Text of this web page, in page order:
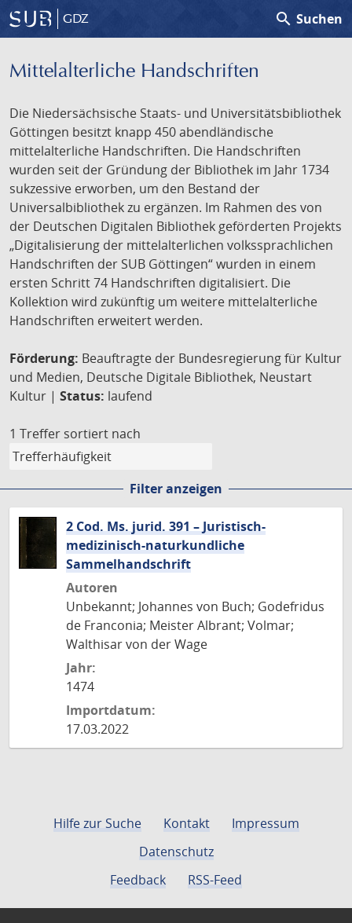
GDZ search Suchen
Mittelalterliche Handschriften
Die Niedersächsische Staats- und Universitätsbibliothek
Göttingen besitzt knapp 450 abendländische
mittelalterliche Handschriften. Die Handschriften
wurden seit der Gründung der Bibliothek im Jahr 1734
sukzessive erworben, um den Bestand der
Universalbibliothek zu ergänzen. Im Rahmen des von
der Deutschen Digitalen Bibliothek geförderten Projekts
„Digitalisierung der mittelalterlichen volkssprachlichen
Handschriften der SUB Göttingen“ wurden in einem
ersten Schritt 74 Handschriften digitalisiert. Die
Kollektion wird zukünftig um weitere mittelalterliche
Handschriften erweitert werden.
Förderung: Beauftragte der Bundesregierung für Kultur
und Medien, Deutsche Digitale Bibliothek, Neustart
Kultur | Status: laufend
1 Treffer sortiert nach
Filter anzeigen
2 Cod. Ms. jurid. 391 – Juristisch-
medizinisch-naturkundliche
Sammelhandschrift
Autoren
Unbekannt; Johannes von Buch; Godefridus
de Franconia; Meister Albrant; Volmar;
Walthisar von der Wage
Jahr:
1474
Importdatum:
17.03.2022
Hilfe zur Suche Kontakt
Impressum
Datenschutz
Feedback
RSS-Feed